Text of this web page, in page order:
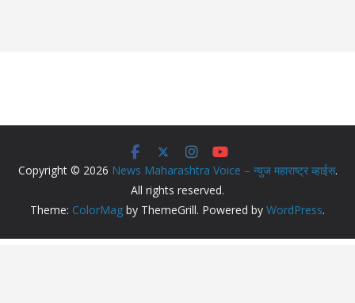
Copyright © 2026 News Maharashtra Voice – न्युज महाराष्ट्र व्हाईस.
All rights reserved.
Theme: ColorMag by ThemeGrill. Powered by WordPress.